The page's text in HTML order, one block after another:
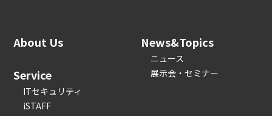
About Us
Service
ITセキュリティ
iSTAFF
News&Topics
ニュース
展示会・セミナー